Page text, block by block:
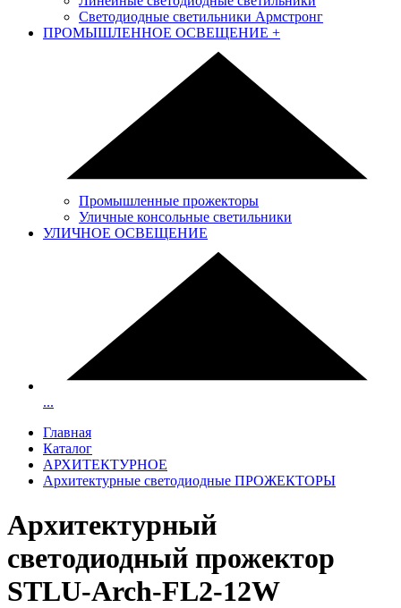
Светодиодные светильники Армстронг
ПРОМЫШЛЕННОЕ ОСВЕЩЕНИЕ +
Промышленные прожекторы
Уличные консольные светильники
УЛИЧНОЕ ОСВЕЩЕНИЕ
...
Главная
Каталог
АРХИТЕКТУРНОЕ
Архитектурные светодиодные ПРОЖЕКТОРЫ
Архитектурный
светодиодный прожектор
STLU-Arch-FL2-12W